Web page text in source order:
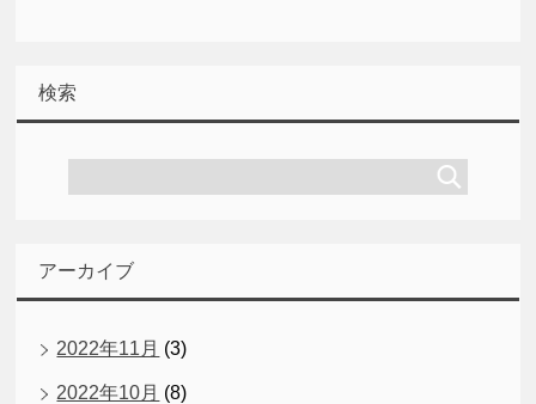
検索
アーカイブ
2022年11月 (3)
2022年10月 (8)